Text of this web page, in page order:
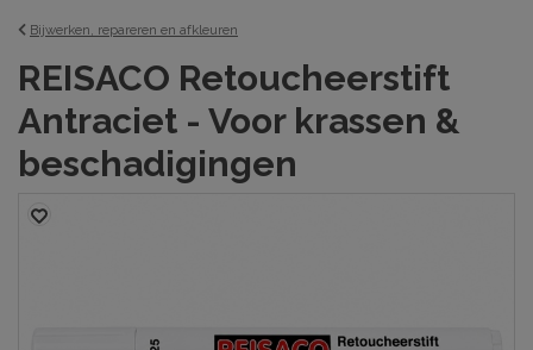
Bijwerken, repareren en afkleuren
REISACO Retoucheerstift
Antraciet - Voor krassen &
beschadigingen